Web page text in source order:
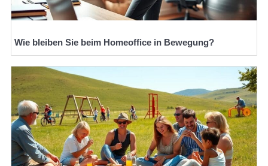
Wie bleiben Sie beim Homeoffice in Bewegung?